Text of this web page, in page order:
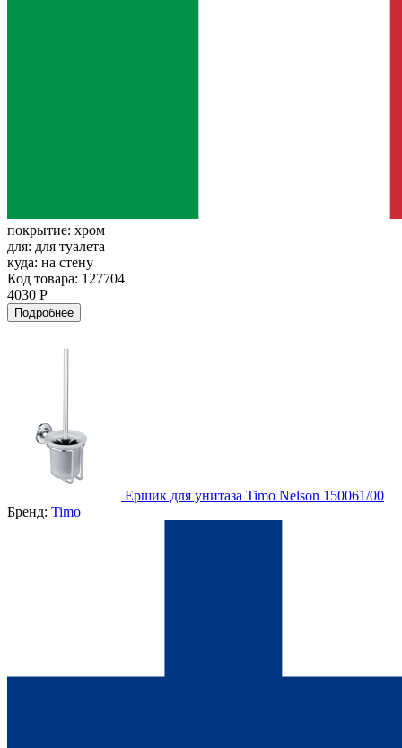
покрытие: хром
для: для туалета
куда: на стену
Код товара: 127704
4030 Р
Подробнее
Ершик для унитаза Timo Nelson 150061/00
Бренд: Timo